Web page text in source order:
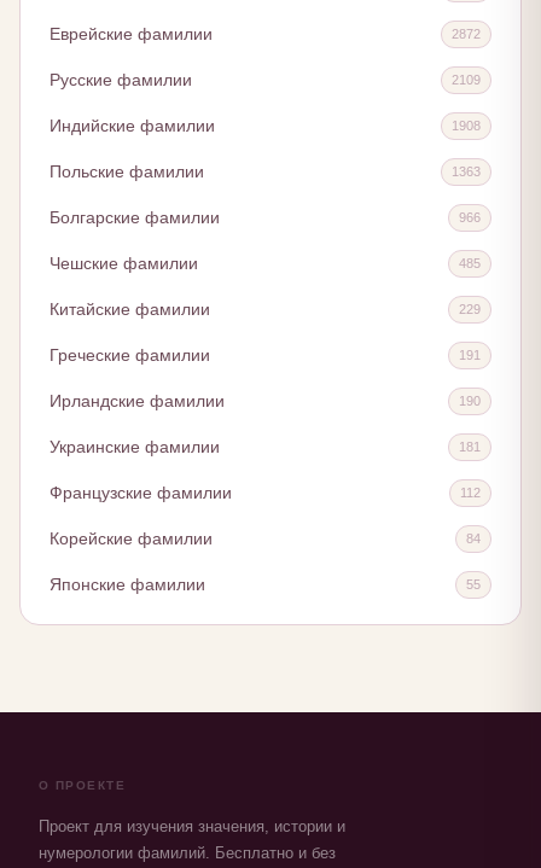
Еврейские фамилии 2872
Русские фамилии 2109
Индийские фамилии 1908
Польские фамилии 1363
Болгарские фамилии 966
Чешские фамилии 485
Китайские фамилии 229
Греческие фамилии 191
Ирландские фамилии 190
Украинские фамилии 181
Французские фамилии 112
Корейские фамилии 84
Японские фамилии 55
О ПРОЕКТЕ
Проект для изучения значения, истории и
нумерологии фамилий. Бесплатно и без